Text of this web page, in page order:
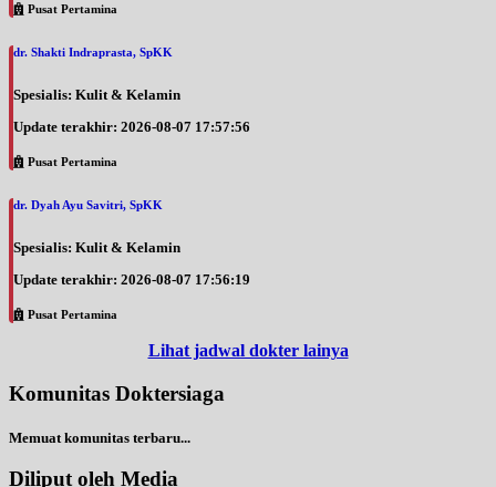
Pusat Pertamina
dr. Shakti Indraprasta, SpKK
Spesialis: Kulit & Kelamin
Update terakhir: 2026-08-07 17:57:56
Pusat Pertamina
dr. Dyah Ayu Savitri, SpKK
Spesialis: Kulit & Kelamin
Update terakhir: 2026-08-07 17:56:19
Pusat Pertamina
Lihat jadwal dokter lainya
Komunitas Doktersiaga
Memuat komunitas terbaru...
Diliput oleh Media